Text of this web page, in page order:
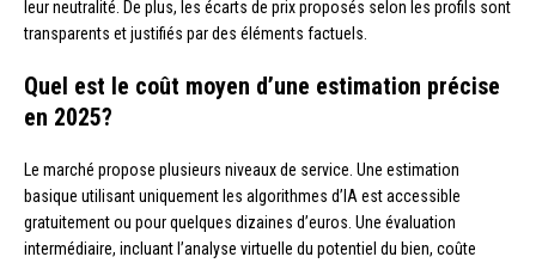
leur neutralité. De plus, les écarts de prix proposés selon les profils sont
transparents et justifiés par des éléments factuels.
Quel est le coût moyen d’une estimation précise
en 2025?
Le marché propose plusieurs niveaux de service. Une estimation
basique utilisant uniquement les algorithmes d’IA est accessible
gratuitement ou pour quelques dizaines d’euros. Une évaluation
intermédiaire, incluant l’analyse virtuelle du potentiel du bien, coûte